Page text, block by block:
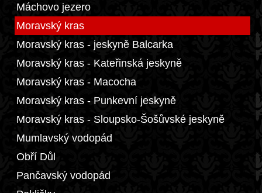
Máchovo jezero
Moravský kras
Moravský kras - jeskyně Balcarka
Moravský kras - Kateřinská jeskyně
Moravský kras - Macocha
Moravský kras - Punkevní jeskyně
Moravský kras - Sloupsko-Šošůvské jeskyně
Mumlavský vodopád
Obří Důl
Pančavský vodopád